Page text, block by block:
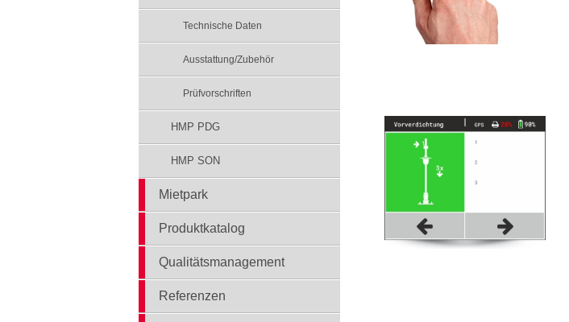
Technische Daten
Ausstattung/Zubehör
Prüfvorschriften
HMP PDG
HMP SON
Mietpark
Produktkatalog
Qualitätsmanagement
Referenzen